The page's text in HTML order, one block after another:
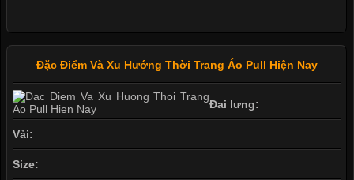
Đặc Điểm Và Xu Hướng Thời Trang Áo Pull Hiện Nay
Đai lưng:
Vải:
Size: